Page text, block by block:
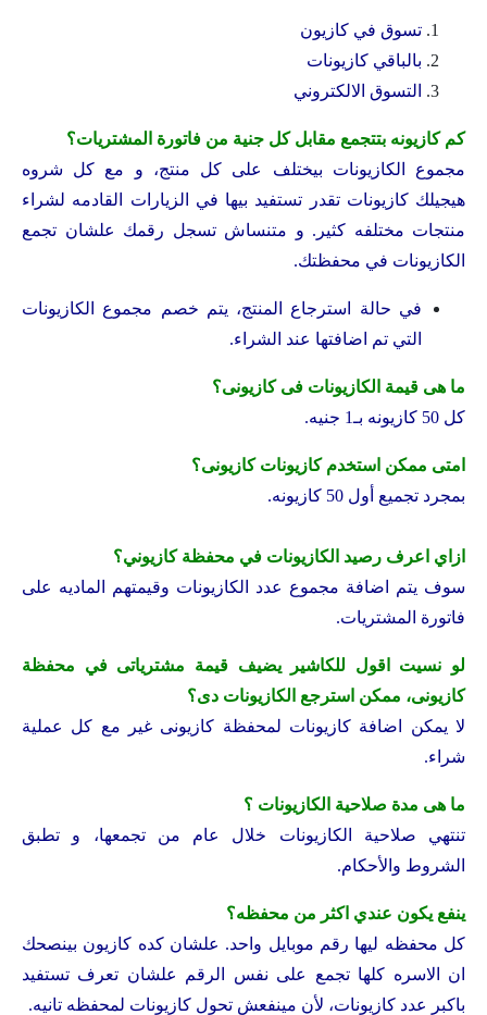
تسوق في كازيون
بالباقي كازيونات
التسوق الالكتروني
كم كازيونه بتتجمع مقابل كل جنية من فاتورة المشتريات؟
مجموع الكازيونات بيختلف على كل منتج، و مع كل شروه
هيجيلك كازيونات تقدر تستفيد بيها في الزيارات القادمه لشراء
منتجات مختلفه كثير. و متنساش تسجل رقمك علشان تجمع
الكازيونات في محفظتك.
في حالة استرجاع المنتج، يتم خصم مجموع الكازيونات
التي تم اضافتها عند الشراء.
ما هى قيمة الكازيونات فى كازيونى؟
كل 50 كازيونه بـ1 جنيه.
امتى ممكن استخدم كازيونات كازيونى؟
بمجرد تجميع أول 50 كازيونه.
ازاي اعرف رصيد الكازيونات في محفظة كازيوني؟
سوف يتم اضافة مجموع عدد الكازيونات وقيمتهم الماديه على
فاتورة المشتريات.
لو نسيت اقول للكاشير يضيف قيمة مشترياتى في محفظة
كازيونى، ممكن استرجع الكازيونات دى؟
لا يمكن اضافة كازيونات لمحفظة كازيونى غير مع كل عملية
شراء.
ما هى مدة صلاحية الكازيونات ؟
تنتهي صلاحية الكازيونات خلال عام من تجمعها، و تطبق
الشروط والأحكام.
ينفع يكون عندي اكثر من محفظه؟
كل محفظه ليها رقم موبايل واحد. علشان كده كازيون بينصحك
ان الاسره كلها تجمع على نفس الرقم علشان تعرف تستفيد
باكبر عدد كازيونات، لأن مينفعش تحول كازيونات لمحفظه تانيه.